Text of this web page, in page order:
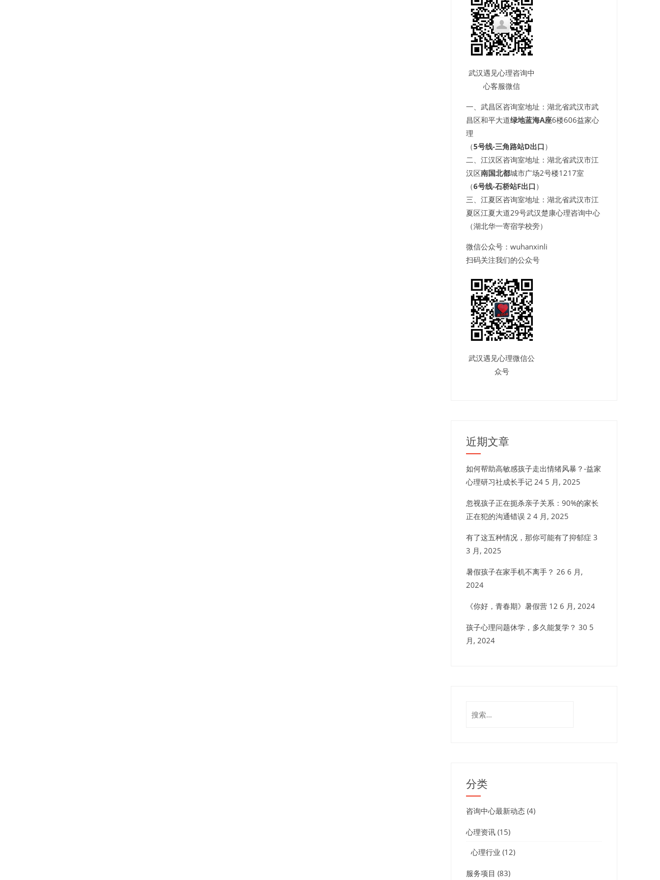
武汉遇见心理咨询中
心客服微信
一、武昌区咨询室地址：湖北省武汉市武
昌区和平大道绿地蓝海A座6楼606益家心
理
（5号线-三角路站D出口 ）
二、江汉区咨询室地址：湖北省武汉市江
汉区南国北都城市广场2号楼1217室
（6号线-石桥站F出口 ）
三、江夏区咨询室地址：湖北省武汉市江
夏区江夏大道29号武汉楚康心理咨询中心
（湖北华一寄宿学校旁）
微信公众号：wuhanxinli
扫码关注我们的公众号
武汉遇见心理微信公
众号
近期文章
如何帮助高敏感孩子走出情绪风暴？-益家
心理研习社成长手记 24 5 月, 2025
忽视孩子正在扼杀亲子关系：90%的家长
正在犯的沟通错误 2 4 月, 2025
有了这五种情况，那你可能有了抑郁症 3
3 月, 2025
暑假孩子在家手机不离手？ 26 6 月,
2024
《你好，青春期》暑假营 12 6 月, 2024
孩子心理问题休学，多久能复学？ 30 5
月, 2024
索：
分类
咨询中心最新动态(4)
心理资讯(15)
心理行业 (12)
服务项目 (83)